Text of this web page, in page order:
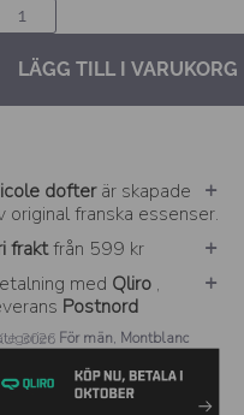
LÄGG TILL I VARUKORG
dofterär skapade
original franska essenser.
fraktfrån 599 kr
med Qliro ,
Postnord
3026 För män, Montblanc